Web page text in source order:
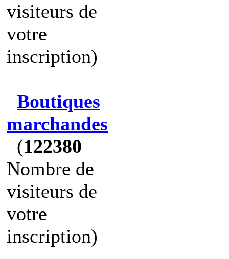
visiteurs de
votre
inscription)
Boutiques
marchandes
(122380
Nombre de
visiteurs de
votre
inscription)